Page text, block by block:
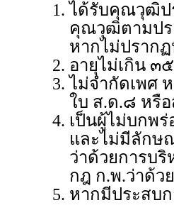
ได้รับคุณวุฒิป
คุณวุฒิตามปร
หากไม่ปราก
อายุไม่เกิน ๓
ไม่จำกัดเพศ
ใบ ส.ด.๘ หรื
เป็นผู้ไม่บกพ
และไม่มีลักษ
ว่าด้วยการบ
กฎ ก.พ.ว่าด้ว
หากมีประสบ